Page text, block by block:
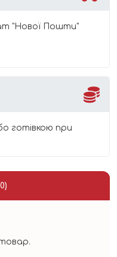
"Нової Пошти"
готівкою при
товар.